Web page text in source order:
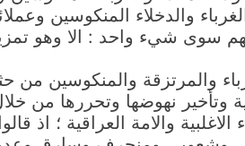
والدخلاء المنكوسين
سوى شيء واحد : الا وهو
والمرتزقة والمنكوسين من
وتأخير نهوضها وتحررها من
والامة العراقية ؛